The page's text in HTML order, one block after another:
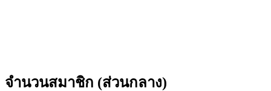
จำนวนสมาชิก (ส่วนกลาง)